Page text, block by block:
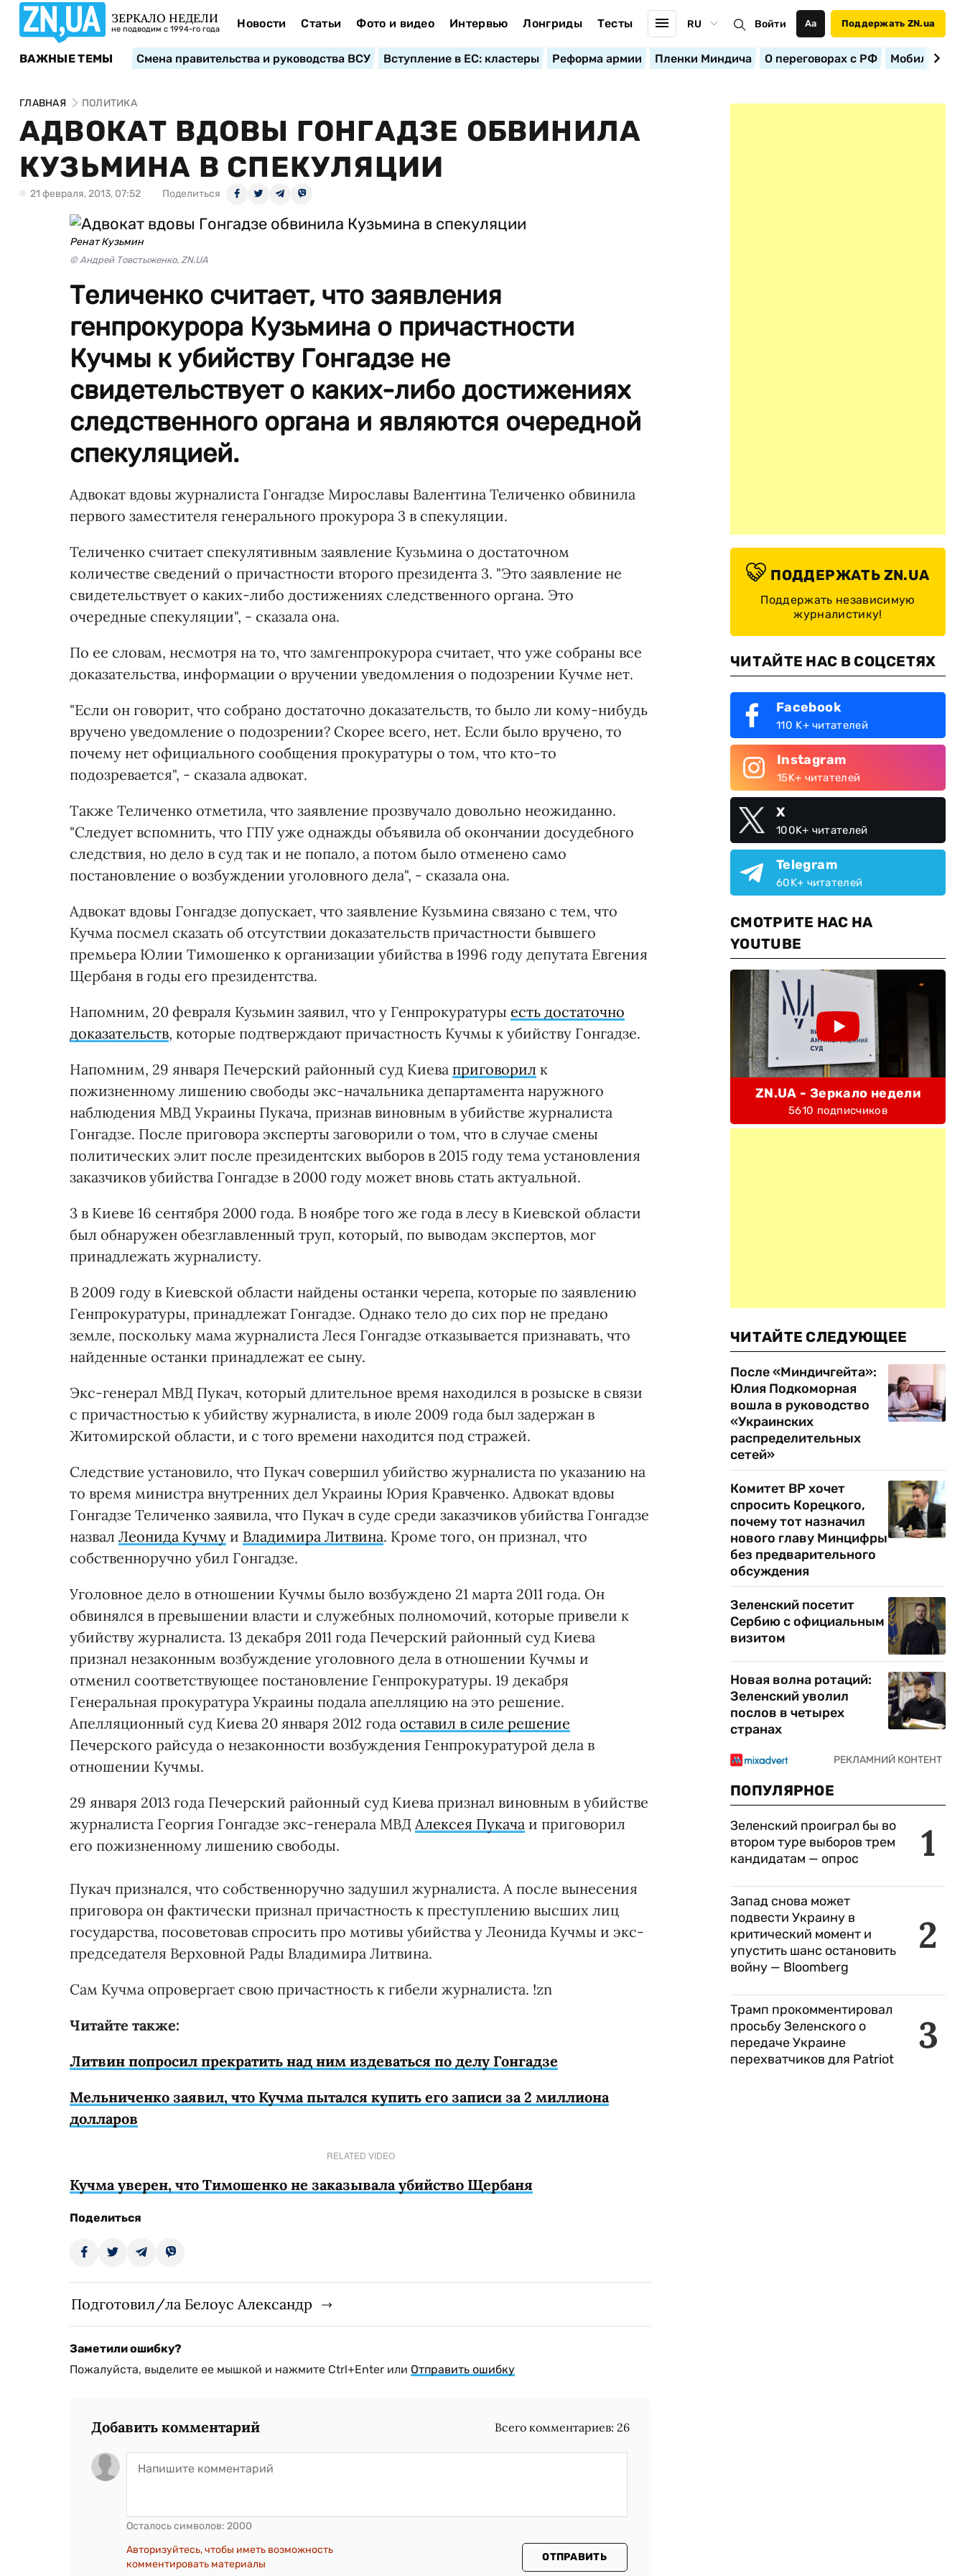
ЗЕРКАЛО НЕДЕЛИ
не подводим с 1994-го года Новости Статьи Фото и видео Интервью Лонгриды Тесты RU Войти Аа Поддержать ZN.ua
ВАЖНЫЕ ТЕМЫ Смена правительства и руководства ВСУ Вступление в ЕС: кластеры Реформа армии Пленки Миндича О переговорах с РФ
ГЛАВНАЯ ПОЛИТИКА
АДВОКАТ ВДОВЫ ГОНГАДЗЕ ОБВИНИЛА
КУЗЬМИНА В СПЕКУЛЯЦИИ
21 февраля, 2013, 07:52 Поделиться
Ренат Кузьмин
© Андрей Товстыженко, ZN.UA
Теличенко считает, что заявления
генпрокурора Кузьмина о причастности
Кучмы к убийству Гонгадзе не
свидетельствует о каких-либо достижениях
следственного органа и являются очередной
спекуляцией.
Адвокат вдовы журналиста Гонгадзе Мирославы Валентина Теличенко обвинила
первого заместителя генерального прокурора 3 в спекуляции.
Теличенко считает спекулятивным заявление Кузьмина о достаточном
количестве сведений о причастности второго президента 3. "Это заявление не
свидетельствует о каких-либо достижениях следственного органа. Это
очередные спекуляции", - сказала она.
По ее словам, несмотря на то, что замгенпрокурора считает, что уже собраны все
доказательства, информации о вручении уведомления о подозрении Кучме нет.
"Если он говорит, что собрано достаточно доказательств, то было ли кому-нибудь
вручено уведомление о подозрении? Скорее всего, нет. Если было вручено, то
почему нет официального сообщения прокуратуры о том, что кто-то
подозревается", - сказала адвокат.
Также Теличенко отметила, что заявление прозвучало довольно неожиданно.
"Следует вспомнить, что ГПУ уже однажды объявила об окончании досудебного
следствия, но дело в суд так и не попало, а потом было отменено само
постановление о возбуждении уголовного дела", - сказала она.
Адвокат вдовы Гонгадзе допускает, что заявление Кузьмина связано с тем, что
Кучма посмел сказать об отсутствии доказательств причастности бывшего
премьера Юлии Тимошенко к организации убийства в 1996 году депутата Евгения
Щербаня в годы его президентства.
Напомним, 20 февраля Кузьмин заявил, что у Генпрокуратуры есть достаточно
доказательств, которые подтверждают причастность Кучмы к убийству Гонгадзе.
Напомним, 29 января Печерский районный суд Киева приговорил к
пожизненному лишению свободы экс-начальника департамента наружного
наблюдения МВД Украины Пукача, признав виновным в убийстве журналиста
Гонгадзе. После приговора эксперты заговорили о том, что в случае смены
политических элит после президентских выборов в 2015 году тема установления
заказчиков убийства Гонгадзе в 2000 году может вновь стать актуальной.
3 в Киеве 16 сентября 2000 года. В ноябре того же года в лесу в Киевской области
был обнаружен обезглавленный труп, который, по выводам экспертов, мог
принадлежать журналисту.
В 2009 году в Киевской области найдены останки черепа, которые по заявлению
Генпрокуратуры, принадлежат Гонгадзе. Однако тело до сих пор не предано
земле, поскольку мама журналиста Леся Гонгадзе отказывается признавать, что
найденные останки принадлежат ее сыну.
Экс-генерал МВД Пукач, который длительное время находился в розыске в связи
с причастностью к убийству журналиста, в июле 2009 года был задержан в
Житомирской области, и с того времени находится под стражей.
Следствие установило, что Пукач совершил убийство журналиста по указанию на
то время министра внутренних дел Украины Юрия Кравченко. Адвокат вдовы
Гонгадзе Теличенко заявила, что Пукач в суде среди заказчиков убийства Гонгадзе
назвал Леонида Кучму и Владимира Литвина. Кроме того, он признал, что
собственноручно убил Гонгадзе.
Уголовное дело в отношении Кучмы было возбуждено 21 марта 2011 года. Он
обвинялся в превышении власти и служебных полномочий, которые привели к
убийству журналиста. 13 декабря 2011 года Печерский районный суд Киева
признал незаконным возбуждение уголовного дела в отношении Кучмы и
отменил соответствующее постановление Генпрокуратуры. 19 декабря
Генеральная прокуратура Украины подала апелляцию на это решение.
Апелляционный суд Киева 20 января 2012 года оставил в силе решение
Печерского райсуда о незаконности возбуждения Генпрокуратурой дела в
отношении Кучмы.
29 января 2013 года Печерский районный суд Киева признал виновным в убийстве
журналиста Георгия Гонгадзе экс-генерала МВД Алексея Пукача и приговорил
его пожизненному лишению свободы.
Пукач признался, что собственноручно задушил журналиста. А после вынесения
приговора он фактически признал причастность к преступлению высших лиц
государства, посоветовав спросить про мотивы убийства у Леонида Кучмы и экс-
председателя Верховной Рады Владимира Литвина.
Сам Кучма опровергает свою причастность к гибели журналиста. !zn
Читайте также:
Литвин попросил прекратить над ним издеваться по делу Гонгадзе
Мельниченко заявил, что Кучма пытался купить его записи за 2 миллиона
долларов
RELATED VIDEO
Кучма уверен, что Тимошенко не заказывала убийство Щербаня
Поделиться
Подготовил/ла Белоус Александр
Заметили ошибку?
Пожалуйста, выделите ее мышкой и нажмите Ctrl+Enter или Отправить ошибку
Добавить комментарий Всего комментариев:26
Осталось символов: 2000
Авторизуйтесь, чтобы иметь возможность
комментировать материалы
ОТПРАВИТЬ
ПОДДЕРЖАТЬ ZN.UA
Поддержать независимую
журналистику!
ЧИТАЙТЕ НАС В СОЦСЕТЯХ
Facebook
110 K+ читателей
Instagram
15K+ читателей
X
100K+ читателей
Telegram
60K+ читателей
СМОТРИТЕ НАС НА
YOUTUBE
ZN.UA - Зеркало недели
5610 подписчиков
ЧИТАЙТЕ СЛЕДУЮЩЕЕ
После «Миндичгейта»:
Юлия Подкоморная
вошла в руководство
«Украинских
распределительных
сетей»
Комитет ВР хочет
спросить Корецкого,
почему тот назначил
нового главу Минцифры
без предварительного
обсуждения
Зеленский посетит
Сербию с официальным
визитом
Новая волна ротаций:
Зеленский уволил
послов в четырех
странах
ПОПУЛЯРНОЕ
1
Зеленский проиграл бы во
втором туре выборов трем
кандидатам — опрос
2
Запад снова может
подвести Украину в
критический момент и
упустить шанс остановить
войну — Bloomberg
3
Трамп прокомментировал
просьбу Зеленского о
передаче Украине
перехватчиков для Patriot